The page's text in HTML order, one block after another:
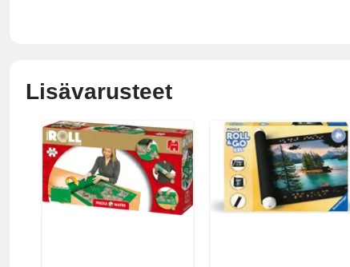
Lisävarusteet